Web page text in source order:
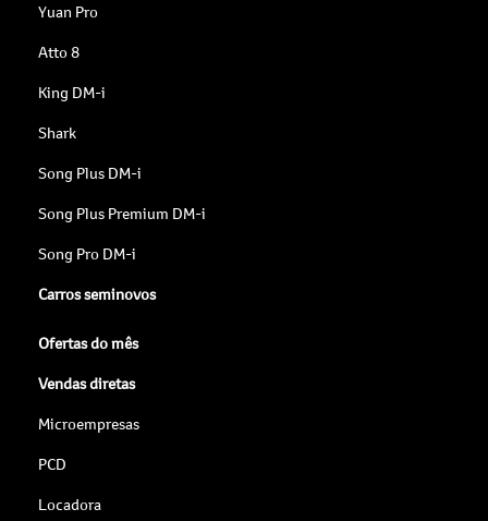
Yuan Pro
Atto 8
King DM-i
Shark
Song Plus DM-i
Song Plus Premium DM-i
Song Pro DM-i
Carros seminovos
Ofertas do mês
Vendas diretas
Microempresas
PCD
Locadora